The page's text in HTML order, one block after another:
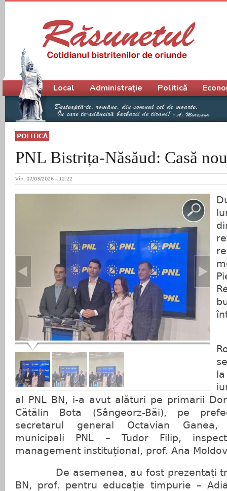
POLITICĂ
PNL Bistrița-Năsăud: Casă
Vin, 07/03/2026 - 12:22
al PNL BN, i-a avut alături pe primarii
Cătălin Bota (Sângeorz-Băi), pe
secretarul general Octavian Ganea,
municipali PNL – Tudor Filip,
management instituțional, prof. Ana
De asemenea, au fost prezentați trei
BN, prof. pentru educație timpurie –
Meniu principal
Local Administrație Politică